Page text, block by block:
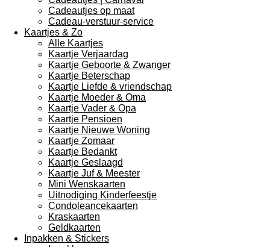
Cadeautjes op maat
Cadeau-verstuur-service
Kaartjes & Zo
Alle Kaartjes
Kaartje Verjaardag
Kaartje Geboorte & Zwanger
Kaartje Beterschap
Kaartje Liefde & vriendschap
Kaartje Moeder & Oma
Kaartje Vader & Opa
Kaartje Pensioen
Kaartje Nieuwe Woning
Kaartje Zomaar
Kaartje Bedankt
Kaartje Geslaagd
Kaartje Juf & Meester
Mini Wenskaarten
Uitnodiging Kinderfeestje
Condoleancekaarten
Kraskaarten
Geldkaarten
Inpakken & Stickers